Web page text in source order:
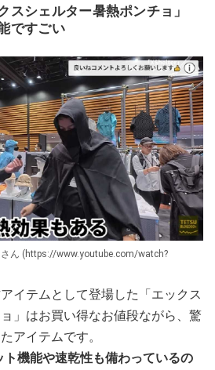
スシェルター暑熱ポンチョ」
ですごい
ん (https://www.youtube.com/watch?
イテムとして登場した「エックス
」はお買い得なお値段ながら、驚
アイテムです。
機能や速乾性も備わっているの